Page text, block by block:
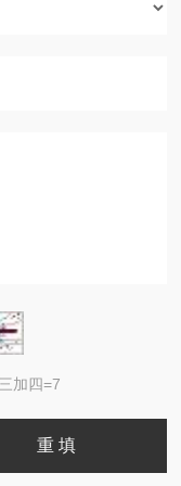
加四=7